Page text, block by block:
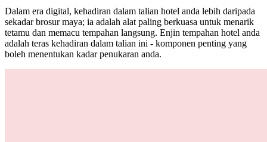
Dalam era digital, kehadiran dalam talian hotel anda lebih daripada
sekadar brosur maya; ia adalah alat paling berkuasa untuk menarik
tetamu dan memacu tempahan langsung. Enjin tempahan hotel anda
adalah teras kehadiran dalam talian ini - komponen penting yang
boleh menentukan kadar penukaran anda.